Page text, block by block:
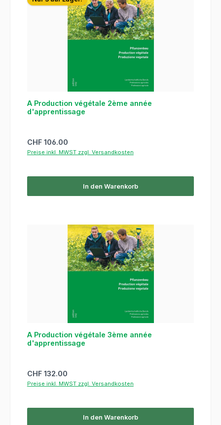
A Production végétale 2ème année
d'apprentissage
Regulärer Preis:
CHF 106.00
Preise inkl. MWST zzgl. Versandkosten
In den Warenkorb
A Production végétale 3ème année
d'apprentissage
Regulärer Preis:
CHF 132.00
Preise inkl. MWST zzgl. Versandkosten
In den Warenkorb